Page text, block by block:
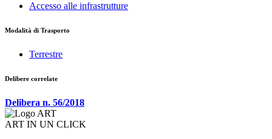
Accesso alle infrastrutture
Modalità di Trasporto
Terrestre
Delibere correlate
Delibera n. 56/2018
ART IN UN CLICK